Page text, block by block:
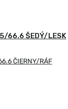
66.6 ŠEDÝ/LESK